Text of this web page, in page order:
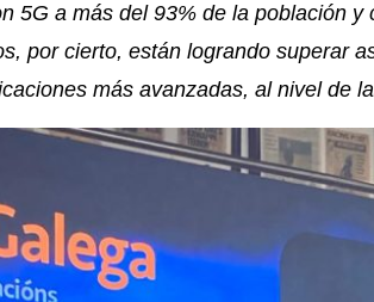
5G a más del 93% de la población y
por cierto, están logrando superar
más avanzadas, al nivel de